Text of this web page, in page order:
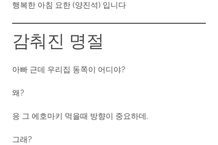
행복한 아침 요한 (양진석) 입니다
감춰진 명절
아빠 근데 우리집 동쪽이 어디야?
왜?
응 그 에호마키 먹을때 방향이 중요하데.
그래?